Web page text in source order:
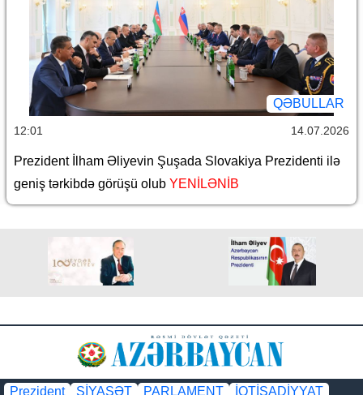
QƏBULLAR
12:01 14.07.2026
Prezident İlham Əliyevin Şuşada Slovakiya Prezidenti ilə
geniş tərkibdə görüşü olub YENİLƏNİB
Prezident SİYASƏT PARLAMENT İQTİSADİYYAT